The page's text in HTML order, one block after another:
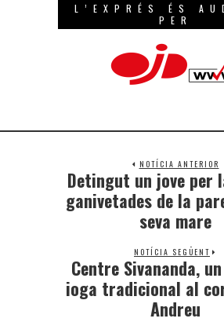
L’EXPRÉS ÉS
PER
NOTÍCIA ANTERIOR
Detingut un jove per
ganivetades de la
seva mare
NOTÍCIA SEGÜENT
Centre Sivananda,
ioga tradicional al
Andreu